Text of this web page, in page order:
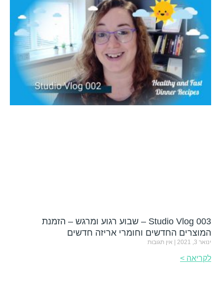
Studio Vlog 003 – שבוע רגוע ומרגש – הזמנת
המוצרים החדשים וחומרי אריזה חדשים
ינואר 3, 2021 אין תגובות
לקריאה >